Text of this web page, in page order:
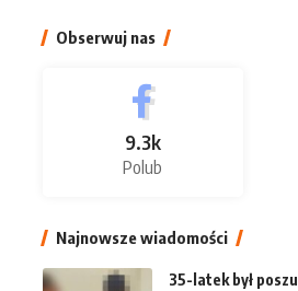
Obserwuj nas
9.3k
Polub
Najnowsze wiadomości
35-latek był